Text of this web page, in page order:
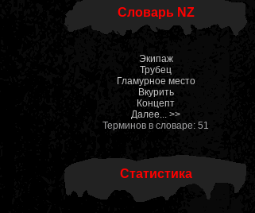
Словарь NZ
Экипаж
Трубец
Гламурное место
Вкурить
Концепт
Далее... >>
Терминов в словаре: 51
Статистика